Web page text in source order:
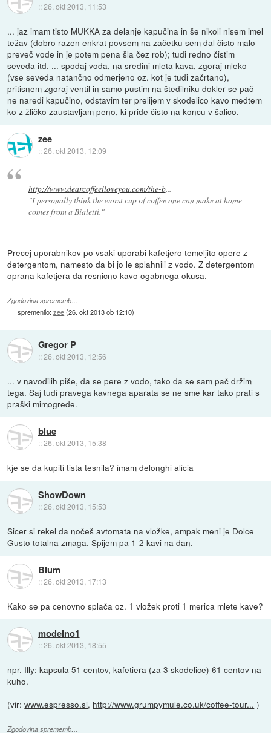
::26. okt 2013, 11:53
... jaz imam tisto MUKKA za delanje kapučina in še nikoli nisem imel
težav (dobro razen enkrat povsem na začetku sem dal čisto malo
preveč vode in je potem pena šla čez rob); tudi redno čistim
seveda itd. ... spodaj voda, na sredini mleta kava, zgoraj mleko
(vse seveda natančno odmerjeno oz. kot je tudi začrtano),
pritisnem zgoraj ventil in samo pustim na štedilniku dokler se pač
ne naredi kapučino, odstavim ter prelijem v skodelico kavo medtem
ko z žličko zaustavljam peno, ki pride čisto na koncu v šalico.
zee
::26. okt 2013, 12:09
http://www.dearcoffeeiloveyou.com/the-b...
"I personally think the worst cup of coffee one can make at home
comes from a Bialetti."
Precej uporabnikov po vsaki uporabi kafetjero temeljito opere z
detergentom, namesto da bi jo le splahnili z vodo. Z detergentom
oprana kafetjera da resnicno kavo ogabnega okusa.
Zgodovina sprememb…
spremenilo:zee(26. okt 2013 ob 12:10)
Gregor P
::26. okt 2013, 12:56
... v navodilih piše, da se pere z vodo, tako da se sam pač držim
tega. Saj tudi pravega kavnega aparata se ne sme kar tako prati s
praški mimogrede.
blue
::26. okt 2013, 15:38
kje se da kupiti tista tesnila? imam delonghi alicia
ShowDown
::26. okt 2013, 15:53
Sicer si rekel da nočeš avtomata na vložke, ampak meni je Dolce
Gusto totalna zmaga. Spijem pa 1-2 kavi na dan.
Blum
::26. okt 2013, 17:13
Kako se pa cenovno splača oz. 1 vložek proti 1 merica mlete kave?
modelno1
::26. okt 2013, 18:55
npr. Illy: kapsula 51 centov, kafetiera (za 3 skodelice) 61 centov na
kuho.
(vir:www.espresso.si, http://www.grumpymule.co.uk/coffee-tour... )
Zgodovina sprememb…